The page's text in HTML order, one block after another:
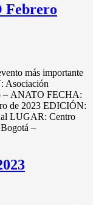
Febrero
más importante
Asociación
– ANATO FECHA:
de 2023 EDICIÓN:
LUGAR: Centro
–